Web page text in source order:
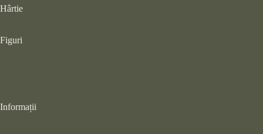
Hârtie
Figuri
Informații